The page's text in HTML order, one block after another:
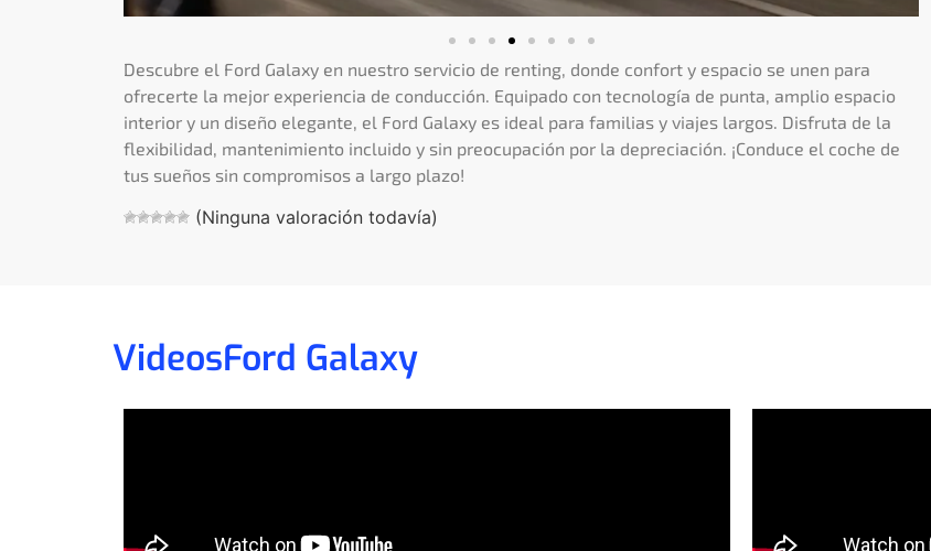
Descubre el Ford Galaxy en nuestro servicio de renting, donde confort y espacio se unen para
ofrecerte la mejor experiencia de conducción. Equipado con tecnología de punta, amplio espacio
interior y un diseño elegante, el Ford Galaxy es ideal para familias y viajes largos. Disfruta de la
flexibilidad, mantenimiento incluido y sin preocupación por la depreciación. ¡Conduce el coche de
tus sueños sin compromisos a largo plazo!
(Ninguna valoración todavía)
VideosFord Galaxy